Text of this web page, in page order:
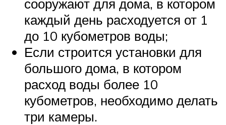
сооружают для дома, в котором
каждый день расходуется от 1
до 10 кубометров воды;
Если строится установки для
большого дома, в котором
расход воды более 10
кубометров, необходимо делать
три камеры.